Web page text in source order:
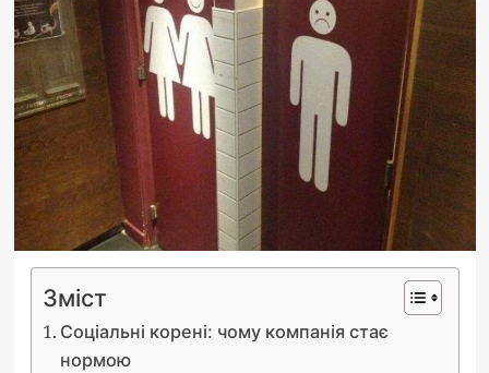
Зміст
Соціальні корені: чому компанія стає
нормою